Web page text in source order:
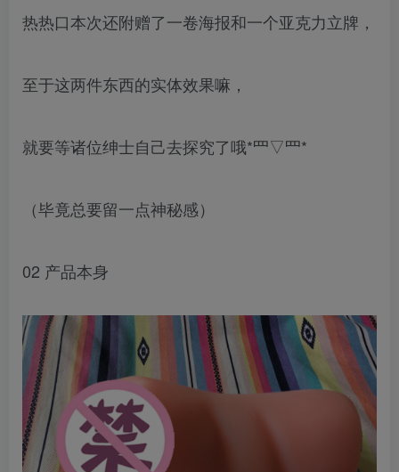
热热口本次还附赠了一卷海报和一个亚克力立牌，
至于这两件东西的实体效果嘛，
就要等诸位绅士自己去探究了哦*罒▽罒*
（毕竟总要留一点神秘感）
02 产品本身